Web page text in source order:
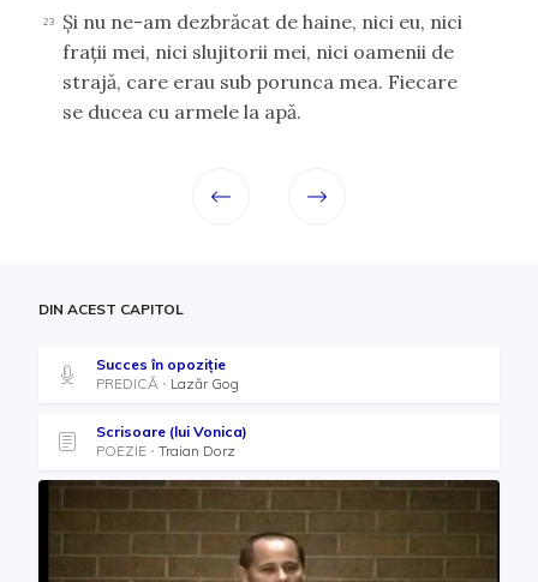
23
Şi nu ne-am dezbrăcat de haine, nici eu, nici
fraţii mei, nici slujitorii mei, nici oamenii de
strajă, care erau sub porunca mea. Fiecare
se ducea cu armele la apă.
DIN ACEST CAPITOL
Succes în opoziție
PREDICĂ
Lazăr Gog
Scrisoare (lui Vonica)
POEZIE
Traian Dorz